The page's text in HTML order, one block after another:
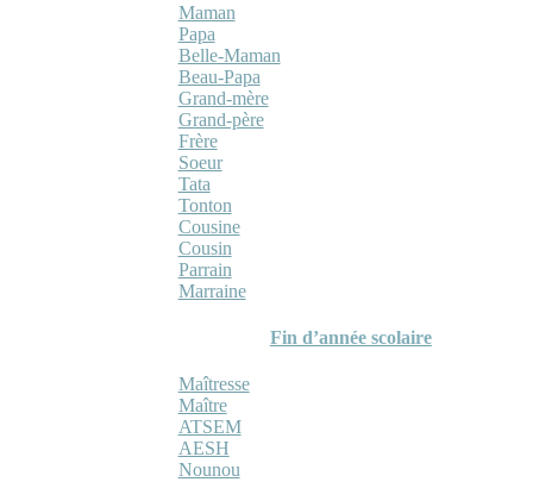
Maman
Papa
Belle-Maman
Beau-Papa
Grand-mère
Grand-père
Frère
Soeur
Tata
Tonton
Cousine
Cousin
Parrain
Marraine
Fin d’année scolaire
Maîtresse
Maître
ATSEM
AESH
Nounou